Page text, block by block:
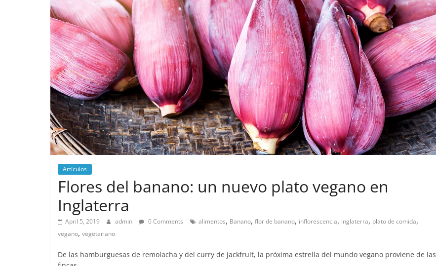
Artículos
Flores del banano: un nuevo plato vegano en
Inglaterra
April 5, 2019 admin 0 Comments alimentos, Banano, flor de banano, inflorescencia, inglaterra, plato de comida,
vegano, vegetariano
De las hamburguesas de remolacha y del curry de jackfruit, la próxima estrella del mundo vegano proviene de las